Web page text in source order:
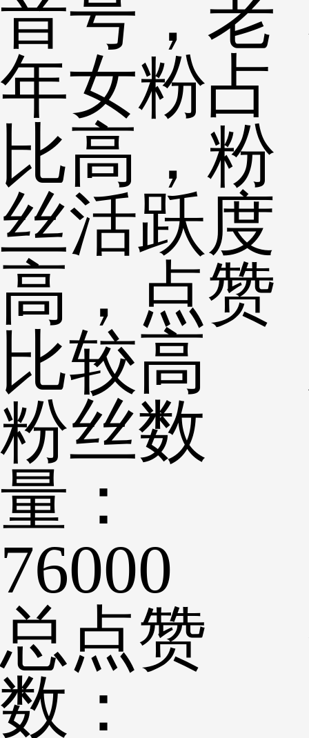
音号，老
年女粉占
比高，粉
丝活跃度
高，点赞
比较高
粉丝数
量：
76000
总点赞
数：